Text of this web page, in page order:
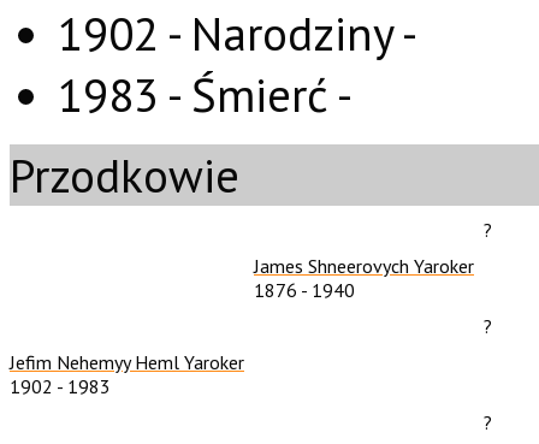
1902 - Narodziny -
1983 - Śmierć -
Przodkowie
?
James Shneerovych Yaroker
1876 - 1940
?
Jefim Nehemyy Heml Yaroker
1902 - 1983
?